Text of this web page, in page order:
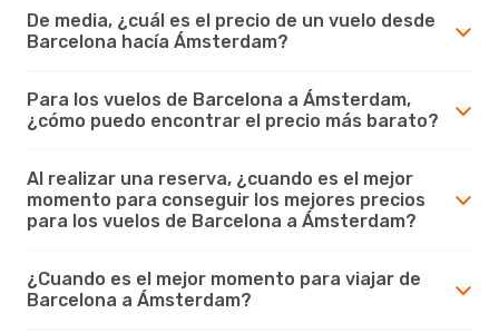
De media, ¿cuál es el precio de un vuelo desde
Barcelona hacía Ámsterdam?
Para los vuelos de Barcelona a Ámsterdam,
¿cómo puedo encontrar el precio más barato?
Al realizar una reserva, ¿cuando es el mejor
momento para conseguir los mejores precios
para los vuelos de Barcelona a Ámsterdam?
¿Cuando es el mejor momento para viajar de
Barcelona a Ámsterdam?